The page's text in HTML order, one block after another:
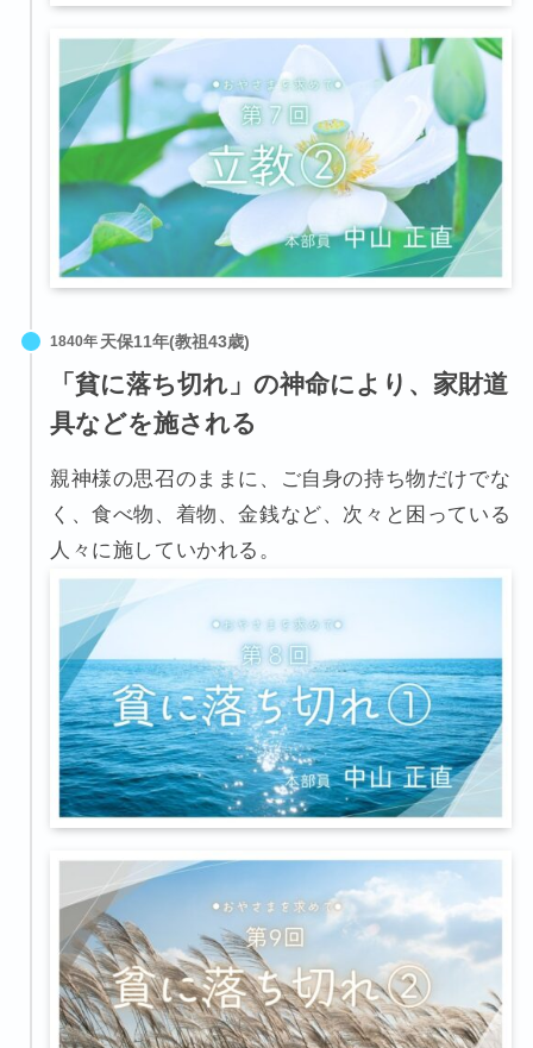
1840年
「貧に落ち切れ」の神命により、家財道
具などを施される
親神様の思召のままに、ご自身の持ち物だけでな
く、食べ物、着物、金銭など、次々と困っている
人々に施していかれる。